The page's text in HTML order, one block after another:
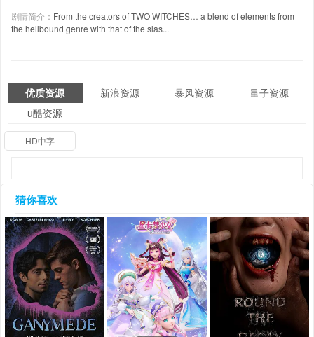
剧情简介： From the creators of TWO WITCHES… a blend of elements from
the hellbound genre with that of the slas...
优质资源 新浪资源 暴风资源
量子资源
u酷资源
HD中字
猜你喜欢